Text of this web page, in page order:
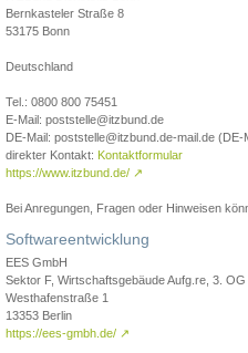
Bernkasteler Straße 8
53175 Bonn
Deutschland
Tel.: 0800 800 75451
E-Mail: poststelle@itzbund.de
DE-Mail: poststelle@itzbund.de-mail.de
direkter Kontakt: Kontaktformular
https://www.itzbund.de/ ↗
Bei Anregungen, Fragen oder Hinweisen
Softwareentwicklung
EES GmbH
Sektor F, Wirtschaftsgebäude Aufg.re, 3. OG
Westhafenstraße 1
13353 Berlin
https://ees-gmbh.de/ ↗